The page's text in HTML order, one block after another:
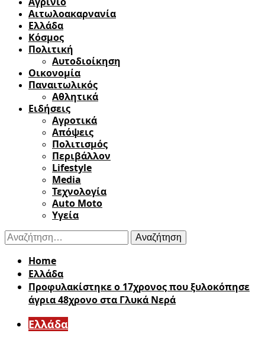
Αιτωλοακαρνανία
Ελλάδα
Κόσμος
Πολιτική
Αυτοδιοίκηση
Οικονομία
Παναιτωλικός
Αθλητικά
Ειδήσεις
Αγροτικά
Απόψεις
Πολιτισμός
Περιβάλλον
Lifestyle
Media
Τεχνολογία
Auto Moto
Υγεία
Αναζήτηση
για:
Home
Ελλάδα
Προφυλακίστηκε ο 17χρονος που ξυλοκόπησε
άγρια 48χρονο στα Γλυκά Νερά
Ελλάδα